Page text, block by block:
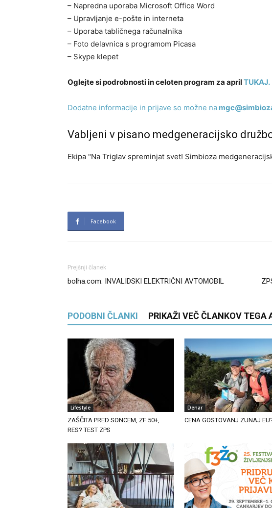
– Napredna uporaba Microsoft Office Word
– Upravljanje e-pošte in interneta
– Uporaba tabličnega računalnika
– Foto delavnica s programom Picasa
– Skype klepet
Oglejte si podrobnosti in celoten program za aprilTUKAJ.
Dodatne informacije in prijave so možne na
Vabljeni v pisano medgeneracijsko
Ekipa "Na Triglav spreminjat svet! Simbioza
Facebook
Prejšnji članek
bolha.com: INVALIDSKI ELEKTRIČNI AVTOMOBIL
PODOBNI ČLANKI PRIKAŽI VEČ ČLANKOV TEGA
Lifestyle
ZAŠČITA PRED SONCEM, ZF 50+,
RES? TEST ZPS
Denar
CENA GOSTOVANJ ZUNAJ